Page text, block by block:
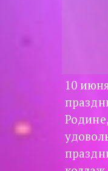
10